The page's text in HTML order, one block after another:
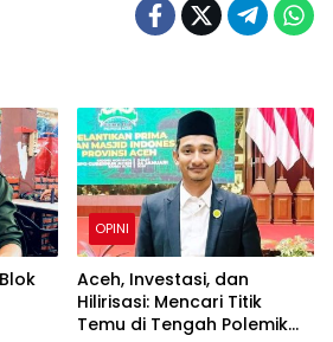
OPINI
Aceh, Investasi, dan
Hilirisasi: Mencari Titik
Temu di Tengah Polemik